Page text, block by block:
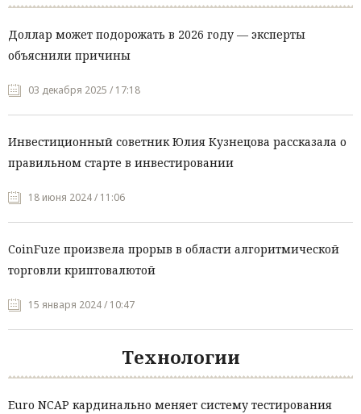
Доллар может подорожать в 2026 году — эксперты
объяснили причины
03 декабря 2025 / 17:18
Инвестиционный советник Юлия Кузнецова рассказала о
правильном старте в инвестировании
18 июня 2024 / 11:06
CoinFuze произвела прорыв в области алгоритмической
торговли криптовалютой
15 января 2024 / 10:47
Технологии
Euro NCAP кардинально меняет систему тестирования